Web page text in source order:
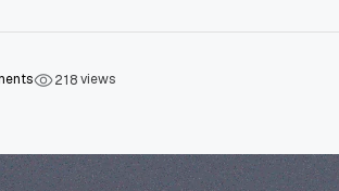
218views